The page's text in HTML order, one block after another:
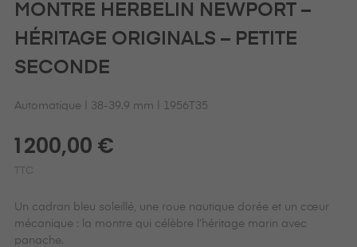
MONTRE HERBELIN NEWPORT –
HÉRITAGE ORIGINALS – PETITE
SECONDE
Automatique | 38-39.9 mm | 1956T35
1 200,00 €
TTC
Un cadran bleu soleillé, une roue nautique dorée et un cœur
mécanique : la montre qui célèbre l’héritage marin avec
panache.